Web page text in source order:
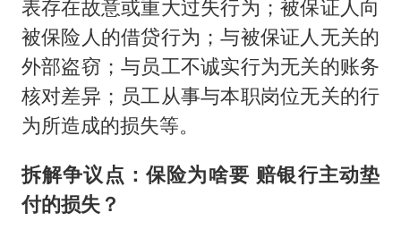
表存在故意或重大过失行为；被保证人向
被保险人的借贷行为；与被保证人无关的
外部盗窃；与员工不诚实行为无关的账务
核对差异；员工从事与本职岗位无关的行
为所造成的损失等。
拆解争议点：保险为啥要 赔银行主动垫
付的损失？